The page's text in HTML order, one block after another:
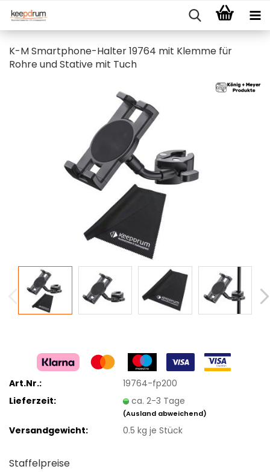
K-M Smartphone-Halter 19764 mit Klemme für
Rohre und Stative mit Tuch
Art.Nr.:
19764-fp200
Lieferzeit:
ca. 2-3 Tage
(Ausland abweichend)
Versandgewicht: 0.5 kg je Stück
Staffelpreise